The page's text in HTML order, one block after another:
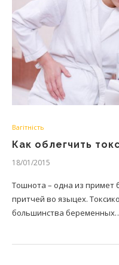
Вагітність
Как облегчить
18/01/2015
Тошнота – одна из примет
притчей во языцех.
большинства